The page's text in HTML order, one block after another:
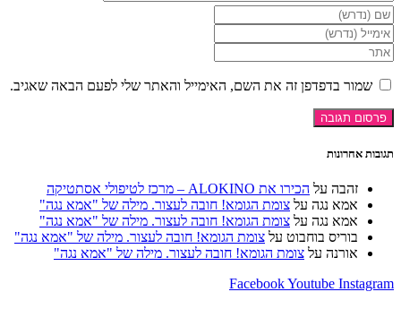
בדפדפן זה את השם, האימייל והאתר שלי לפעם הבאה שאגיב.
זהבהעלהכירו את ALOKINO – מרכז לטיפולי אסתטיקה
אמא נגהעל צומת הגומא! חובה לעצור. מילה של "אמא נגה"
אמא נגהעל צומת הגומא! חובה לעצור. מילה של "אמא נגה"
בוריס בוחבוט עלצומת הגומא! חובה לעצור. מילה של "אמא נגה"
אורנה
עלצומת הגומא! חובה לעצור. מילה של "אמא נגה"
FacebookYoutube